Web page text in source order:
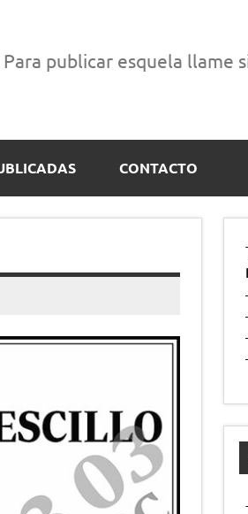
Para publicar esquela llame
CONTACTO